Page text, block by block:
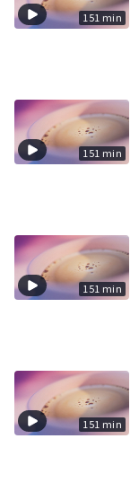
151 min
151 min
151 min
151 min